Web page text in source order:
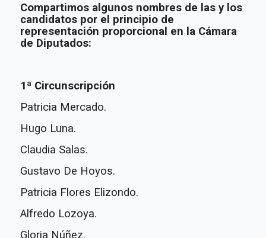
Compartimos algunos nombres de las y los
candidatos por el principio de
representación proporcional en la Cámara
de Diputados:
1ª Circunscripción
Patricia Mercado.
Hugo Luna.
Claudia Salas.
Gustavo De Hoyos.
Patricia Flores Elizondo.
Alfredo Lozoya.
Gloria Núñez.